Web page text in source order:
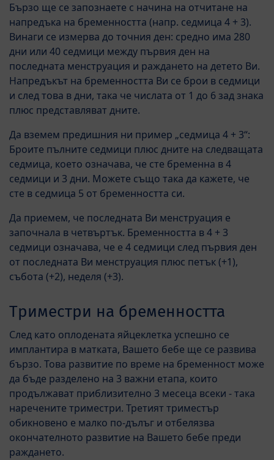
Бързо ще се запознаете с начина на отчитане на
напредъка на бременността (напр. седмица 4 + 3).
Винаги се измерва до точния ден: средно има 280
дни или 40 седмици между първия ден на
последната менструация и раждането на детето Ви.
Напредъкът на бременността Ви се брои в седмици
и след това в дни, така че числата от 1 до 6 зад знака
плюс представляват дните.
Да вземем предишния ни пример „седмица 4 + 3“:
Броите пълните седмици плюс дните на следващата
седмица, което означава, че сте бременна в 4
седмици и 3 дни. Можете също така да кажете, че
сте в седмица 5 от бременността си.
Да приемем, че последната Ви менструация е
започнала в четвъртък. Бременността в 4 + 3
седмици означава, че е 4 седмици след първия ден
от последната Ви менструация плюс петък (+1),
събота (+2), неделя (+3).
Триместри на бременността
След като оплодената яйцеклетка успешно се
имплантира в матката, Вашето бебе ще се развива
бързо. Това развитие по време на бременност може
да бъде разделено на 3 важни етапа, които
продължават приблизително 3 месеца всеки - така
наречените триместри. Третият триместър
обикновено е малко по-дълъг и отбелязва
окончателното развитие на Вашето бебе преди
раждането.